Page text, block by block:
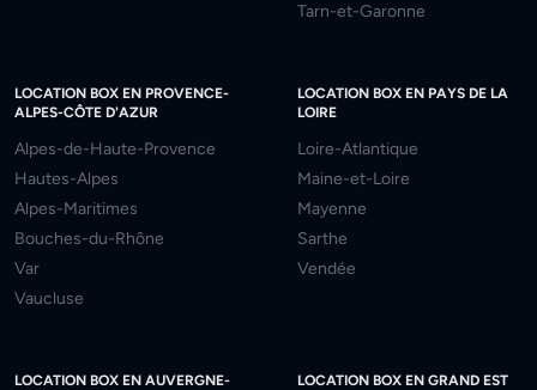
Tarn-et-Garonne
LOCATION BOX EN PROVENCE-
ALPES-CÔTE D'AZUR
Alpes-de-Haute-Provence
Hautes-Alpes
Alpes-Maritimes
Bouches-du-Rhône
Var
Vaucluse
LOCATION BOX EN PAYS DE LA
LOIRE
Loire-Atlantique
Maine-et-Loire
Mayenne
Sarthe
Vendée
LOCATION BOX EN AUVERGNE-
LOCATION BOX EN GRAND EST